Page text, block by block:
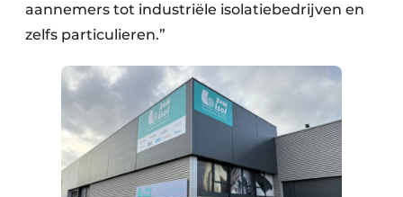
aannemers tot industriële isolatiebedrijven en
zelfs particulieren.”